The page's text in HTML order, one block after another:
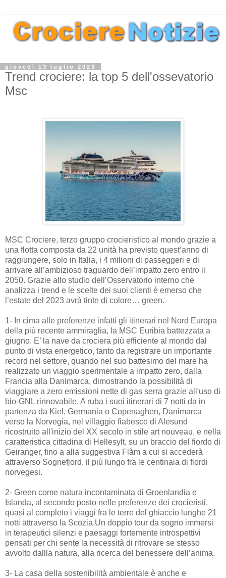
giovedì 13 luglio 2023
Trend crociere: la top 5 dell'ossevatorio
Msc
MSC Crociere, terzo gruppo crocieristico al mondo grazie a
una flotta composta da 22 unità ha previsto quest’anno di
raggiungere, solo in Italia, i 4 milioni di passeggeri e di
arrivare all’ambizioso traguardo dell’impatto zero entro il
2050. Grazie allo studio dell’Osservatorio interno che
analizza i trend e le scelte dei suoi clienti è emerso che
l’estate del 2023 avrà tinte di colore… green.
1- In cima alle preferenze infatti gli itinerari nel Nord Europa
della più recente ammiraglia, la MSC Euribia battezzata a
giugno. E’ la nave da crociera più efficiente al mondo dal
punto di vista energetico, tanto da registrare un importante
record nel settore, quando nel suo battesimo del mare ha
realizzato un viaggio sperimentale a impatto zero, dalla
Francia alla Danimarca, dimostrando la possibilità di
viaggiare a zero emissioni nette di gas serra grazie all'uso di
bio-GNL rinnovabile. A ruba i suoi itinerari di 7 notti da in
partenza da Kiel, Germania o Copenaghen, Danimarca
verso la Norvegia, nel villaggio fiabesco di Alesund
ricostruito all'inizio del XX secolo in stile art nouveau, e nella
caratteristica cittadina di Hellesylt, su un braccio del fiordo di
Geiranger, fino a alla suggestiva Flåm a cui si accederà
attraverso Sognefjord, il più lungo fra le centinaia di fiordi
norvegesi.
2- Green come natura incontaminata di Groenlandia e
Islanda, al secondo posto nelle preferenze dei crocieristi,
quasi al completo i viaggi fra le terre del ghiaccio lunghe 21
notti attraverso la Scozia.Un doppio tour da sogno immersi
in terapeutici silenzi e paesaggi fortemente introspettivi
pensati per chi sente la necessità di ritrovare se stesso
avvolto dallla natura, alla ricerca del benessere dell’anima.
3- La casa della sostenibilità ambientale è anche e